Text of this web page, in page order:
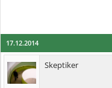
17.12.2014
Skeptiker